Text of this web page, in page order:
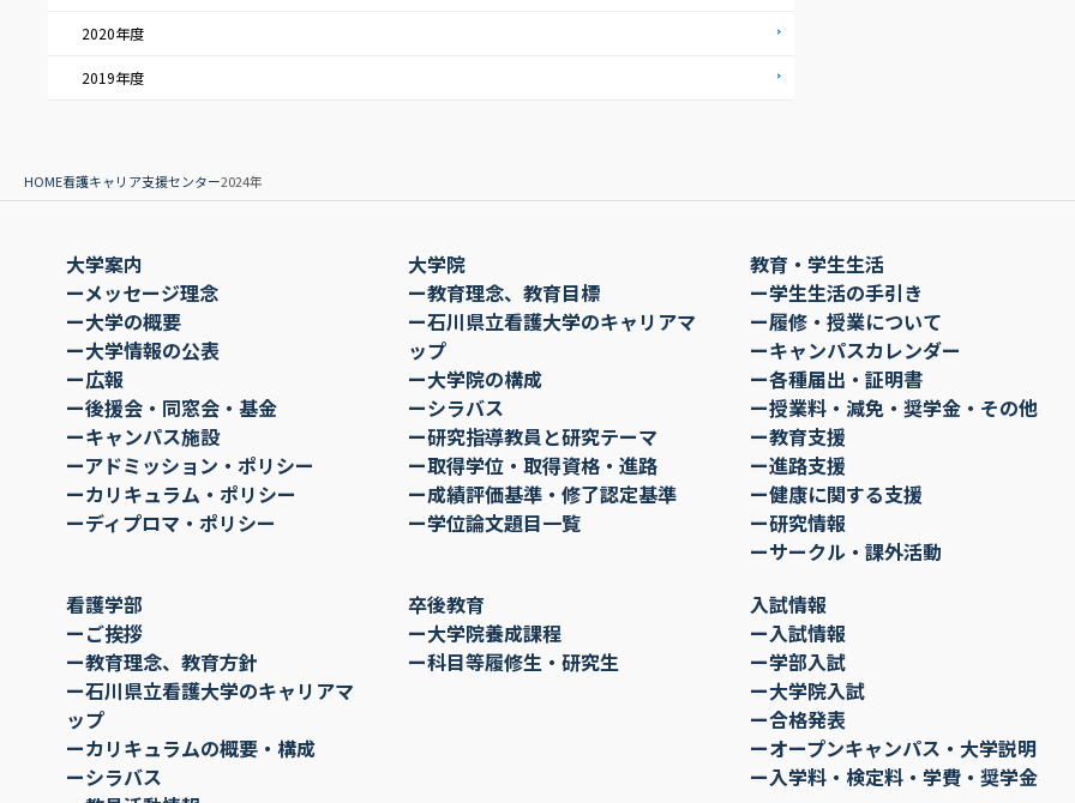
2020年度
2019年度
HOME看護キャリア支援センター2024年
大学案内
ーメッセージ理念
ー大学の概要
ー大学情報の公表
ー広報
ー後援会・同窓会・基金
ーキャンパス施設
ーアドミッション・ポリシー
ーカリキュラム・ポリシー
ーディプロマ・ポリシー
大学院
ー教育理念、教育目標
ー石川県立看護大学のキャリアマ
ップ
ー大学院の構成
ーシラバス
ー研究指導教員と研究テーマ
ー取得学位・取得資格・進路
ー成績評価基準・修了認定基準
ー学位論文題目一覧
教育・学生生活
ー学生生活の手引き
ー履修・授業について
ーキャンパスカレンダー
ー各種届出・証明書
ー授業料・減免・奨学金・その他
ー教育支援
ー進路支援
ー健康に関する支援
ー研究情報
ーサークル・課外活動
看護学部
ーご挨拶
ー教育理念、教育方針
ー石川県立看護大学のキャリアマ
ップ
ーカリキュラムの概要・構成
ーシラバス
卒後教育
ー大学院養成課程
ー科目等履修生・研究生
入試情報
ー入試情報
ー学部入試
ー大学院入試
ー合格発表
ーオープンキャンパス・大学説明
ー入学料・検定料・学費・奨学金